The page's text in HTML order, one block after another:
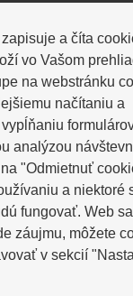
na
príjemné
dobrom
a číta
vo Vašom
na webstránku
načítaniu a
analýzou
"Odmietnuť
a niektoré
fungovať. Web
záujmu, môžete
v sekcií